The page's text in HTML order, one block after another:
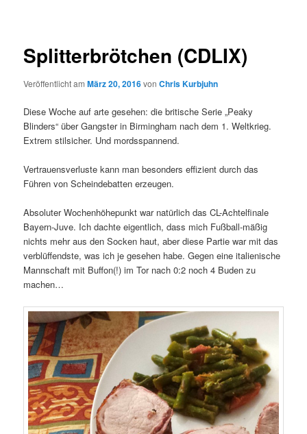
Splitterbrötchen (CDLIX)
Veröffentlicht amMärz 20, 2016vonChris Kurbjuhn
Diese Woche auf arte gesehen: die britische Serie „Peaky
Blinders“ über Gangster in Birmingham nach dem 1. Weltkrieg.
Extrem stilsicher. Und mordsspannend.
Vertrauensverluste kann man besonders effizient durch das
Führen von Scheindebatten erzeugen.
Absoluter Wochenhöhepunkt war natürlich das CL-Achtelfinale
Bayern-Juve. Ich dachte eigentlich, dass mich Fußball-mäßig
nichts mehr aus den Socken haut, aber diese Partie war mit das
verblüffendste, was ich je gesehen habe. Gegen eine italienische
Mannschaft mit Buffon(!) im Tor nach 0:2 noch 4 Buden zu
machen…